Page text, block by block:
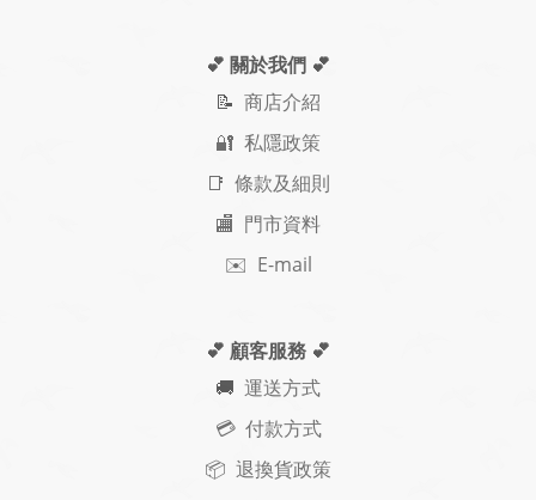
💕 關於我們 💕
📝 商店介紹
🔐 私隱政策
📑 條款及細則
🏬 門市資料
✉️ E-mail
💕 顧客服務 💕
🚚 運送方式
💳 付款方式
📦 退換貨政策